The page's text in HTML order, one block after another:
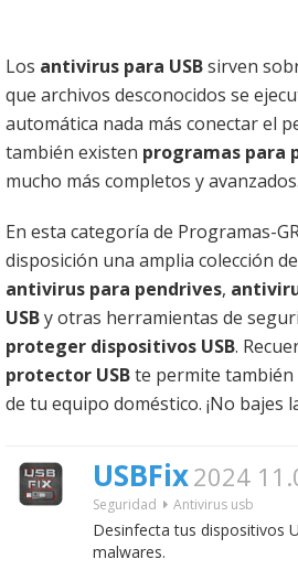
Los antivirus para USBsirven
que archivos desconocidos se
automática nada más conectar el
también existen programas para
mucho más completos y avanzados.
En esta categoría de Programas-
disposición una amplia colección de
antivirus para pendrives,
USBy otras herramientas de
proteger dispositivos USB.
protector USBte permite
de tu equipo doméstico. ¡No bajes
USBFix2024
Seguridad Antivirus usb
Desinfecta tus dispositivos
malwares.